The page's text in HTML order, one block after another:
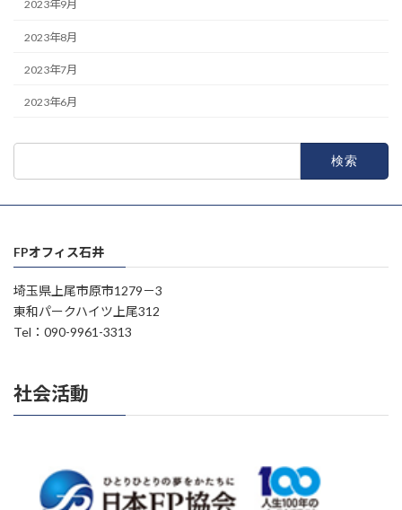
2023年9月
2023年8月
2023年7月
2023年6月
FPオフィス石井
埼玉県上尾市原市1279－3
東和パークハイツ上尾312
Tel：090-9961-3313
社会活動